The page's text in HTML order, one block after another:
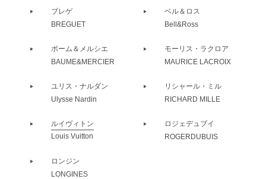
ブレゲ
BREGUET
ベル＆ロス
Bell&Ross
ボーム＆メルシエ
BAUME&MERCIER
モーリス・ラクロア
MAURICE LACROIX
ユリス・ナルダン
Ulysse Nardin
リシャール・ミル
RICHARD MILLE
ルイヴィトン
Louis Vuitton
ロジェデュブイ
ROGERDUBUIS
ロンジン
LONGINES